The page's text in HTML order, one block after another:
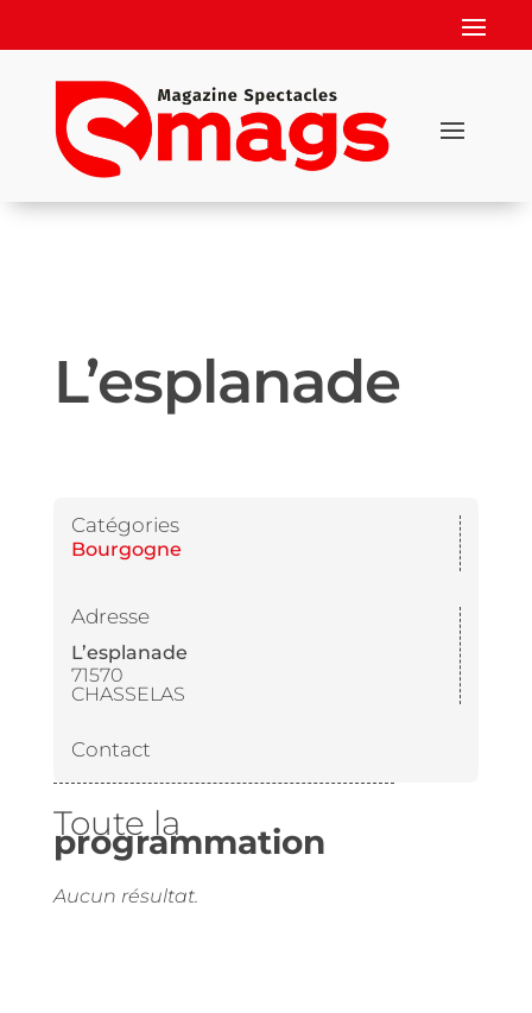
L’esplanade
Catégories
Bourgogne
Adresse
L’esplanade
71570
CHASSELAS
Contact
Toute la
programmation
Aucun résultat.